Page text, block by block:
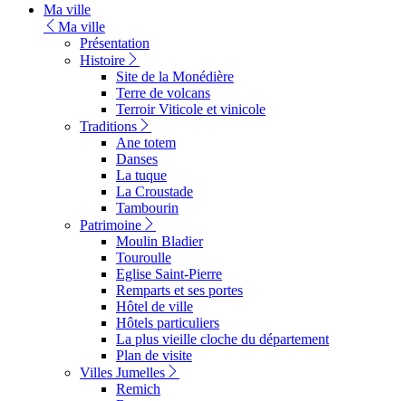
vers
Ma ville
Ma ville
Présentation
Histoire
Site de la Monédière
Terre de volcans
Terroir Viticole et vinicole
Traditions
Ane totem
Danses
La tuque
La Croustade
Tambourin
Patrimoine
Moulin Bladier
Touroulle
Eglise Saint-Pierre
Remparts et ses portes
Hôtel de ville
Hôtels particuliers
La plus vieille cloche du département
Plan de visite
Villes Jumelles
Remich